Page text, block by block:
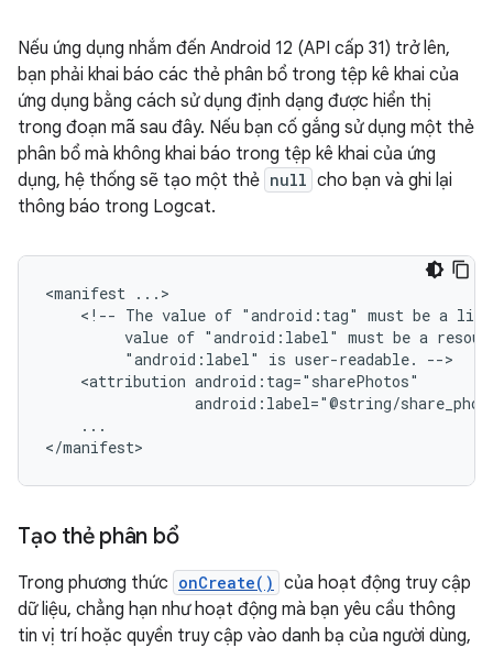
Nếu ứng dụng nhắm đến Android 12 (API cấp 31) trở lên,
bạn phải khai báo các thẻ phân bổ trong tệp kê khai của
ứng dụng bằng cách sử dụng định dạng được hiển thị
trong đoạn mã sau đây. Nếu bạn cố gắng sử dụng một thẻ
phân bổ mà không khai báo trong tệp kê khai của ứng
dụng, hệ thống sẽ tạo một thẻ null cho bạn và ghi lại
thông báo trong Logcat.
<manifest
<!-- The value of "android:tag" must be a
value of "android:label" must be a
"android:label"
is user-readable.
<attribution
android:label="@string/
...
</manifest>
Tạo thẻ phân bổ
Trong phương thức onCreate() của hoạt động truy cập
dữ liệu, chẳng hạn như hoạt động mà bạn yêu cầu thông
tin vị trí hoặc quyền truy cập vào danh bạ của người dùng,